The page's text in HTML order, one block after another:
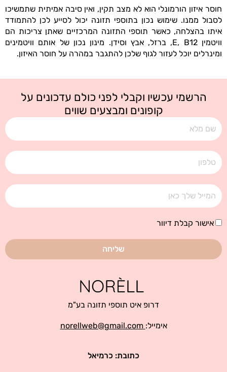
חוסר איזון הורמונלי הוא לא מצב תקין, ואין סיבה אמיתית שתמשיכו
לסבול ממנו. שימוש נכון בתוספי תזונה יכול לסייע לכן להתמודד
איתו בהצלחה, כאשר תוספי התזונה המרכזיים שאתן צריכות הם
וויטמין E, B12, ברזל, אבץ וסידן. מינון נכון של אותם וויטמינים
ומינרלים יוכל לעזור לגוף שלכן להתגבר במהרה על חוסר האיזון.
הרשמי עכשיו וקבלי לפני כולם עדכונים על
קופונים ומבצעים שווים
שם
טלפון
אימייל
אישור
דיוור
אישור קבלת דיוור
שליחה
דרופ איט תוספי תזונה בע"מ
אימייל: norellweb@gmail.com
כתובת: כרמיאל